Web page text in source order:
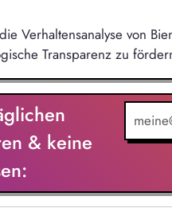
Verhaltensanalyse von
Transparenz zu
& keine